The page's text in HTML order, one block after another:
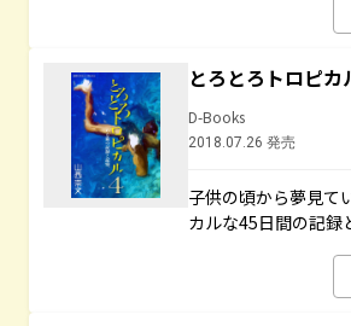
とろとろトロピ
D-Books
2018.07.26 発売
子供の頃から夢見て
カルな45日間の記録